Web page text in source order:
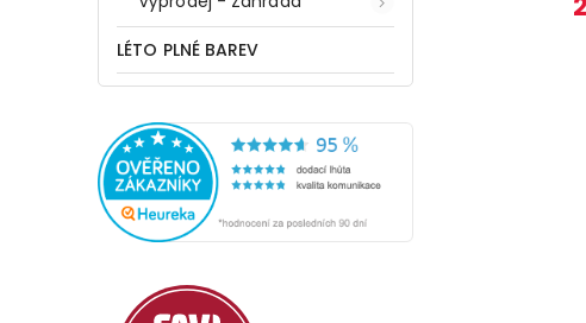
LÉTO PLNÉ BAREV
569 Kč